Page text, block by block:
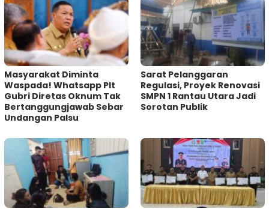
Masyarakat Diminta
Waspada! Whatsapp Plt
Gubri Diretas Oknum Tak
Bertanggungjawab Sebar
Undangan Palsu
Sarat Pelanggaran
Regulasi, Proyek Renovasi
SMPN 1 Rantau Utara Jadi
Sorotan Publik